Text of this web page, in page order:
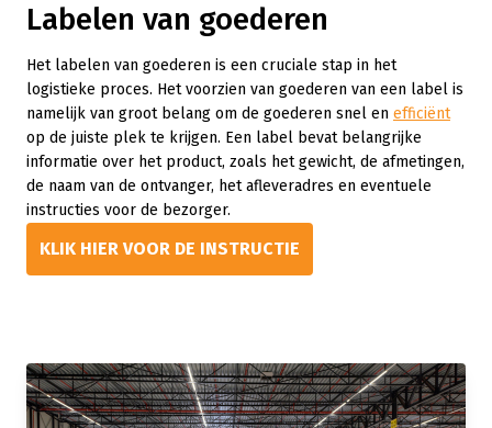
Labelen van goederen
Het labelen van goederen is een cruciale stap in het
logistieke proces. Het voorzien van goederen van een label is
namelijk van groot belang om de goederen snel en efficiënt
op de juiste plek te krijgen. Een label bevat belangrijke
informatie over het product, zoals het gewicht, de afmetingen,
de naam van de ontvanger, het afleveradres en eventuele
instructies voor de bezorger.
KLIK HIER VOOR DE INSTRUCTIE